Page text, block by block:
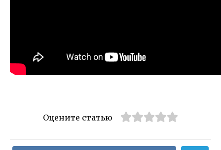
Оцените статью